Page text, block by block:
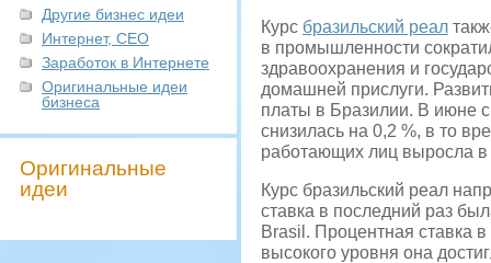
Другие бизнес идеи
Интернет, СЕО
Заработок в Интернете
Оригинальные идеи
бизнеса
Оригинальные
идеи
Курс бразильский реал
в промышленности
здравоохранения и
домашней прислуги.
платы в Бразилии. В июне
снизилась на 0,2 %, в то
работающих лиц выросла
Курс бразильский реал
ставка в последний раз
Brasil. Процентная ставка
высокого уровня она